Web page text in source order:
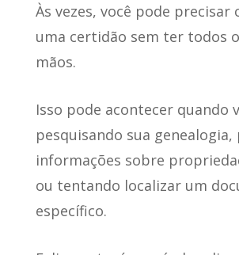
Às vezes, você pode precisar
uma certidão sem ter todos
mãos.
Isso pode acontecer quando
pesquisando sua genealogia,
informações sobre
ou tentando localizar um
específico.